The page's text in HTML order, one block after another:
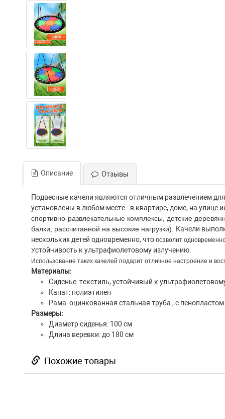
Описание Отзывы
Подвесные качели являются отличным развлечением
установлены в любом месте - в квартире, доме, на улице
спортивно-развлекательные комплексы, детские
балки, рассчитанной на высокие нагрузки).
Качели
нескольких детей одновременно, что позволит
Устойчивость к ультрафиолетовому излучению.
Использование таких качелей подарит отличное настроение и
Материалы:
Сиденье: текстиль, устойчивый к
Канат: полиэтилен
Рама: оцинкованная стальная труба , с
Размеры:
Диаметр сиденья: 100 см
Длина веревки: до 180 см
Похожие товары